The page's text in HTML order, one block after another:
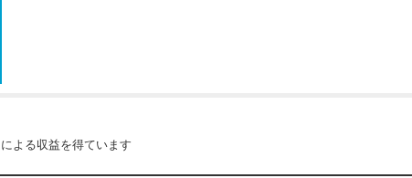
よる収益を得ています